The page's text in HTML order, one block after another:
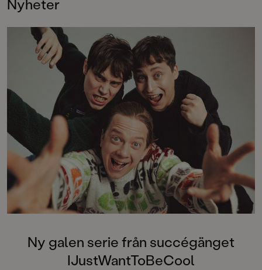
Nyheter
Ny galen serie från succégänget
IJustWantToBeCool